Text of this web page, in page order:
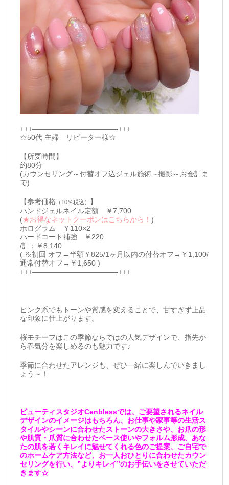
+++————————————+++
☆50代 主婦 リピーター様☆
【所要時間】
約80分
(カウンセリング～付替オフ込ジェル施術～撮影～お会計ま
で)
【参考価格 （10％税込）
】
ハンドジェルネイル定額 ￥7,700
(★お得なネットクーポンはこちらから！)
ホログラム ￥110×2
ハードコート補強 ￥220
/計：￥8,140
( ※初回 オフ→半額￥825/1ヶ月以内の付替オフ→￥1,100/
通常付替オフ→￥1,650 )
+++————————————+++
ピンク系でもトーンや質感を変えることで、甘すぎず上品
な印象に仕上がります。
桜モチーフはこの季節ならではの人気デザインで、指先か
ら春気分を楽しめるのも魅力です♪
季節に合わせたアレンジも、ぜひ一緒に楽しんでいきまし
ょう～！
ビューティスタジオCenblessでは、ご要望されるネイル
デザインのイメージはもちろん、お仕事や家事等の生活ス
タイルやシーンに合わせたストーンの大きさや、お爪の形
や肌質・爪質に合わせたベース使いやフォルム形成、あな
たの肌を若くキレイに魅せてくれる色のご提案、ご自宅で
のホームケア方法など、お一人おひとりに合わせたカウン
セリングを行い、”よりキレイ”のお手伝いをさせていただ
きます☆